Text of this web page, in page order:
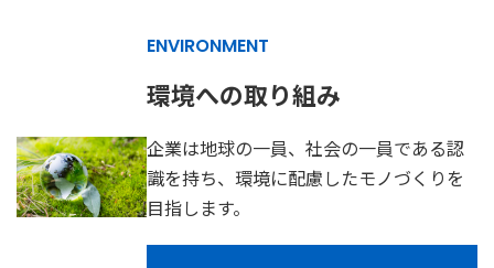
ENVIRONMENT
環境への取り組み
企業は地球の一員、社会の一員である認
識を持ち、環境に配慮したモノづくりを
目指します。